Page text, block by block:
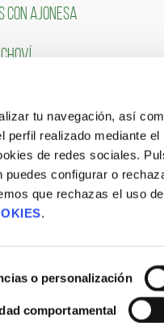
tu navegación, así
perfil realizado mediante el
de redes sociales.
configurar o
que rechazas el uso de
.
o personalización
comportamental
CON AJONESA
CON NOSOTROS
de Empleo
NUESTRAS OFERTAS
|Site Map|Blog|